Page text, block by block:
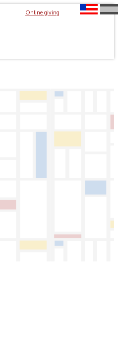
Online giving